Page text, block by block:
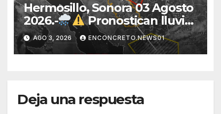
Hermosillo, Sonora 03 Agosto
2026.-
Pronostican lluvias
para Hermosillo esta noche;
norte de Sonora registra
mayor potencial de
AGO 3, 2026 ENCONCRETO.NEWS01
Deja una respuesta